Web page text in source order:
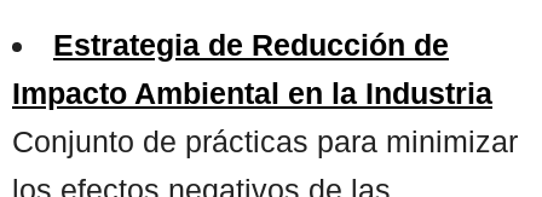
Estrategia de Reducción de
Impacto Ambiental en la Industria
Conjunto de prácticas para minimizar
los efectos negativos de las